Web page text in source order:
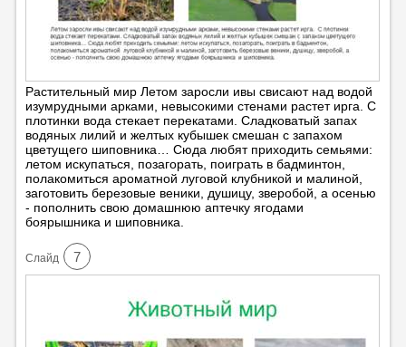
Растительный мир Летом заросли ивы свисают над водой
изумрудными арками, невысокими стенами растет ирга. С
плотинки вода стекает перекатами. Сладковатый запах
водяных лилий и желтых кубышек смешан с запахом
цветущего шиповника… Сюда любят приходить семьями:
летом искупаться, позагорать, поиграть в бадминтон,
полакомиться ароматной луговой клубникой и малиной,
заготовить березовые веники, душицу, зверобой, а осенью
- пополнить свою домашнюю аптечку ягодами
боярышника и шиповника.
Cлайд 7